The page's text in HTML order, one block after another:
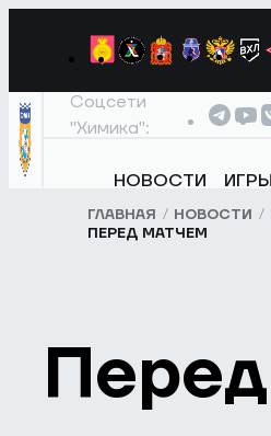
Соцсети
"Химика":
НОВОСТИ ИГРЫ
ГЛАВНАЯ НОВОСТИ
ПЕРЕД МАТЧЕМ
Перед